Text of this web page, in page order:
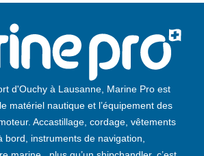
d'Ouchy à Lausanne, Marine Pro est
matériel nautique et l’équipement des
Accastillage, cordage, vêtements
bord, instruments de navigation,